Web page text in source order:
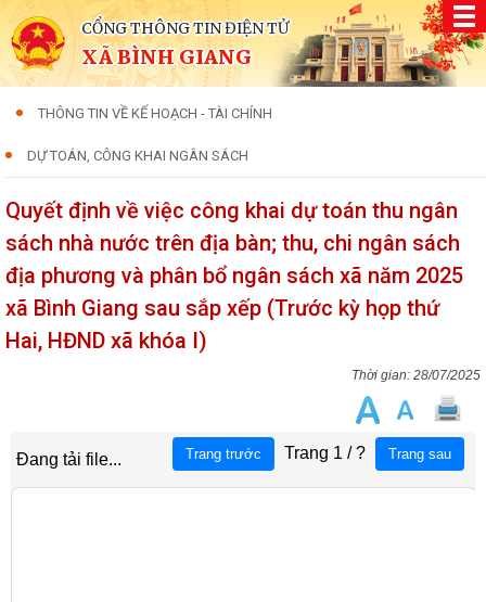
CỔNG THÔNG TIN ĐIỆN TỬ
XÃ BÌNH GIANG
THÔNG TIN VỀ KẾ HOẠCH - TÀI CHÍNH
DỰ TOÁN, CÔNG KHAI NGÂN SÁCH
Quyết định về việc công khai dự toán thu ngân
sách nhà nước trên địa bàn; thu, chi ngân sách
địa phương và phân bổ ngân sách xã năm 2025
xã Bình Giang sau sắp xếp (Trước kỳ họp thứ
Hai, HĐND xã khóa I)
28/07/2025